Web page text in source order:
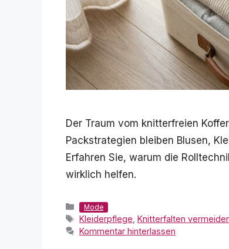
Der Traum vom knitterfreien
Packstrategien bleiben Blusen,
Erfahren Sie, warum die
wirklich helfen.
Kategorien
Mode
Schlagwörter
Kleiderpflege ,Knitterfalten
Kommentar hinterlassen